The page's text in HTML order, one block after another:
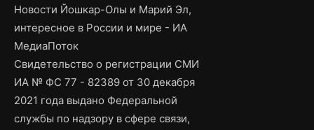
Новости Йошкар-Олы и Марий Эл,
интересное в России и мире - ИА
МедиаПоток
Свидетельство о регистрации СМИ
ИА № ФС 77 - 82389 от 30 декабря
2021 года выдано Федеральной
службы по надзору в сфере связи,